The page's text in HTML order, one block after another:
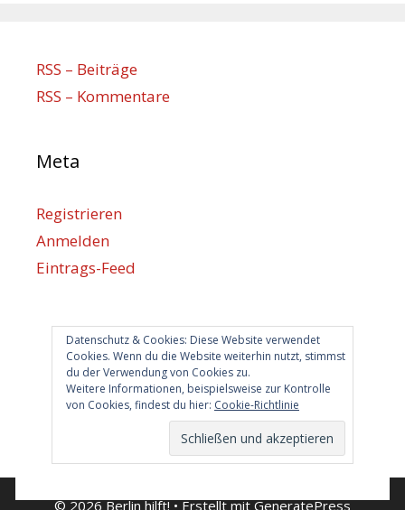
Datenschutz & Cookies: Diese Website verwendet
Cookies. Wenn du die Website weiterhin nutzt, stimmst
du der Verwendung von Cookies zu.
Weitere Informationen, beispielsweise zur Kontrolle
von Cookies, findest du hier: Cookie-Richtlinie
RSS – Beiträge
RSS – Kommentare
Meta
Registrieren
Anmelden
Eintrags-Feed
WordPress.org
Berlin hilft
info@berlin-hilft.com
© 2026 Berlin hilft!• Erstellt mitGeneratePress